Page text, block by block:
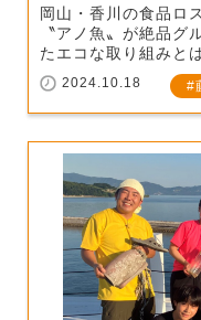
岡山・香川の食品ロ
〝アノ魚〟が絶品
たエコな取り組みと
2024.10.18